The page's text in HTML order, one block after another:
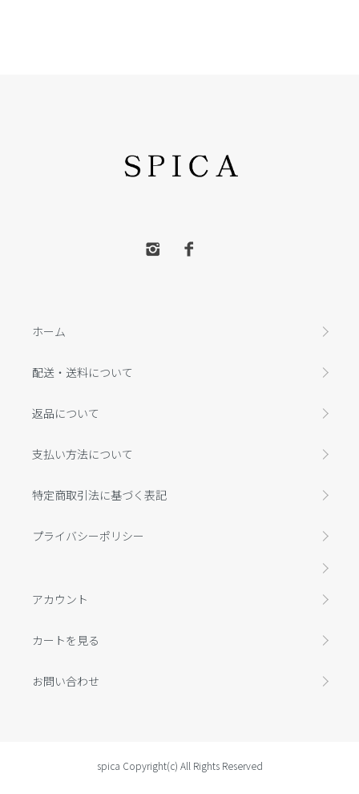
ホーム
配送・送料について
返品について
支払い方法について
特定商取引法に基づく表記
プライバシーポリシー
アカウント
カートを見る
お問い合わせ
spica Copyright(c) All Rights Reserved